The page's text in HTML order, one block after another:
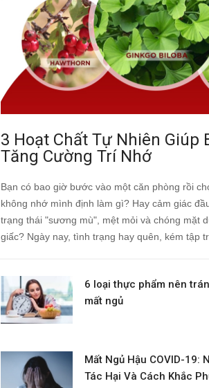
3 Hoạt Chất Tự Nhiên Giúp
Tăng Cường Trí Nhớ
Bạn có bao giờ bước vào một căn phòng rồi
không nhớ mình định làm gì? Hay cảm giác
trạng thái "sương mù", mệt mỏi và chóng mặt
giấc? Ngày nay, tình trạng hay quên, kém tập
6 loại thực phẩm nên
mất ngủ
Mất Ngủ Hậu COVID-19:
Tác Hại Và Cách Khắc